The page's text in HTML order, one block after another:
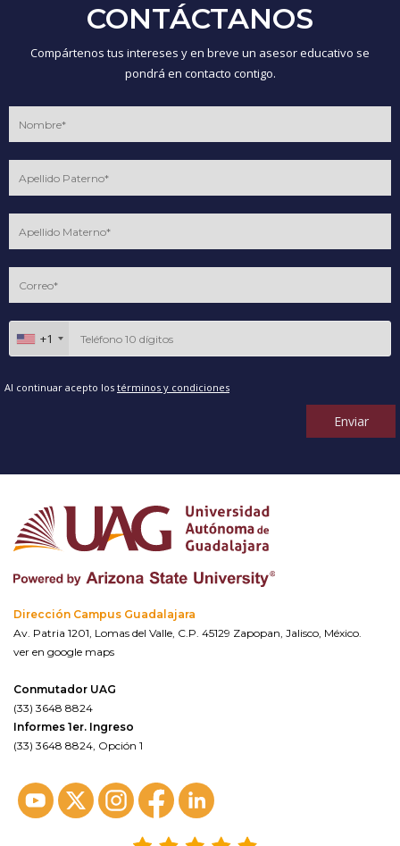
CONTÁCTANOS
Compártenos tus intereses y en breve un asesor educativo se
pondrá en contacto contigo.
+1
Al continuar acepto los términos y condiciones
Enviar
Dirección Campus Guadalajara
Av. Patria 1201, Lomas del Valle, C.P. 45129 Zapopan, Jalisco, México.
ver en google maps
Conmutador UAG
(33) 3648 8824
Informes 1er. Ingreso
(33) 3648 8824, Opción 1